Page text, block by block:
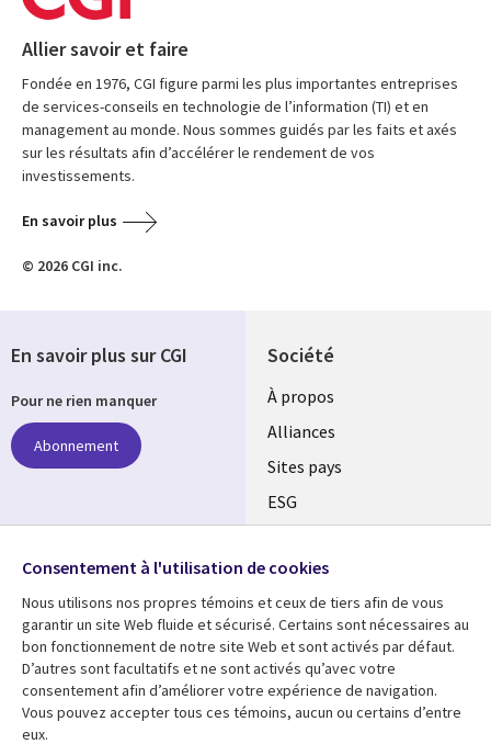
Allier savoir et faire
Fondée en 1976, CGI figure parmi les plus importantes entreprises
de services-conseils en technologie de l’information (TI) et en
management au monde. Nous sommes guidés par les faits et axés
sur les résultats afin d’accélérer le rendement de vos
investissements.
En savoir plus
© 2026 CGI inc.
Société
À propos
Alliances
Sites pays
ESG
Fusions
Salle de presse
Ressources Support
En savoir plus sur CGI
Pour ne rien manquer
Abonnement
Suivez-nous
Social
Media
Global
FR
Consentement à l'utilisation de cookies
Nous utilisons nos propres témoins et ceux de tiers afin de vous
garantir un site Web fluide et sécurisé. Certains sont nécessaires au
bon fonctionnement de notre site Web et sont activés par défaut.
D’autres sont facultatifs et ne sont activés qu’avec votre
consentement afin d’améliorer votre expérience de navigation.
Vous pouvez accepter tous ces témoins, aucun ou certains d’entre
eux.